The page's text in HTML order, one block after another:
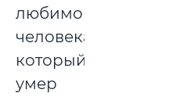
любимого
человека,
который
умер